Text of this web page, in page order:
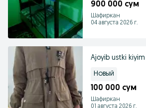
900 000 сум
Шафиркан
04 августа 2026 г.
Ajoyib ustki kiyim
Новый
100 000 сум
Шафиркан
01 августа 2026 г.